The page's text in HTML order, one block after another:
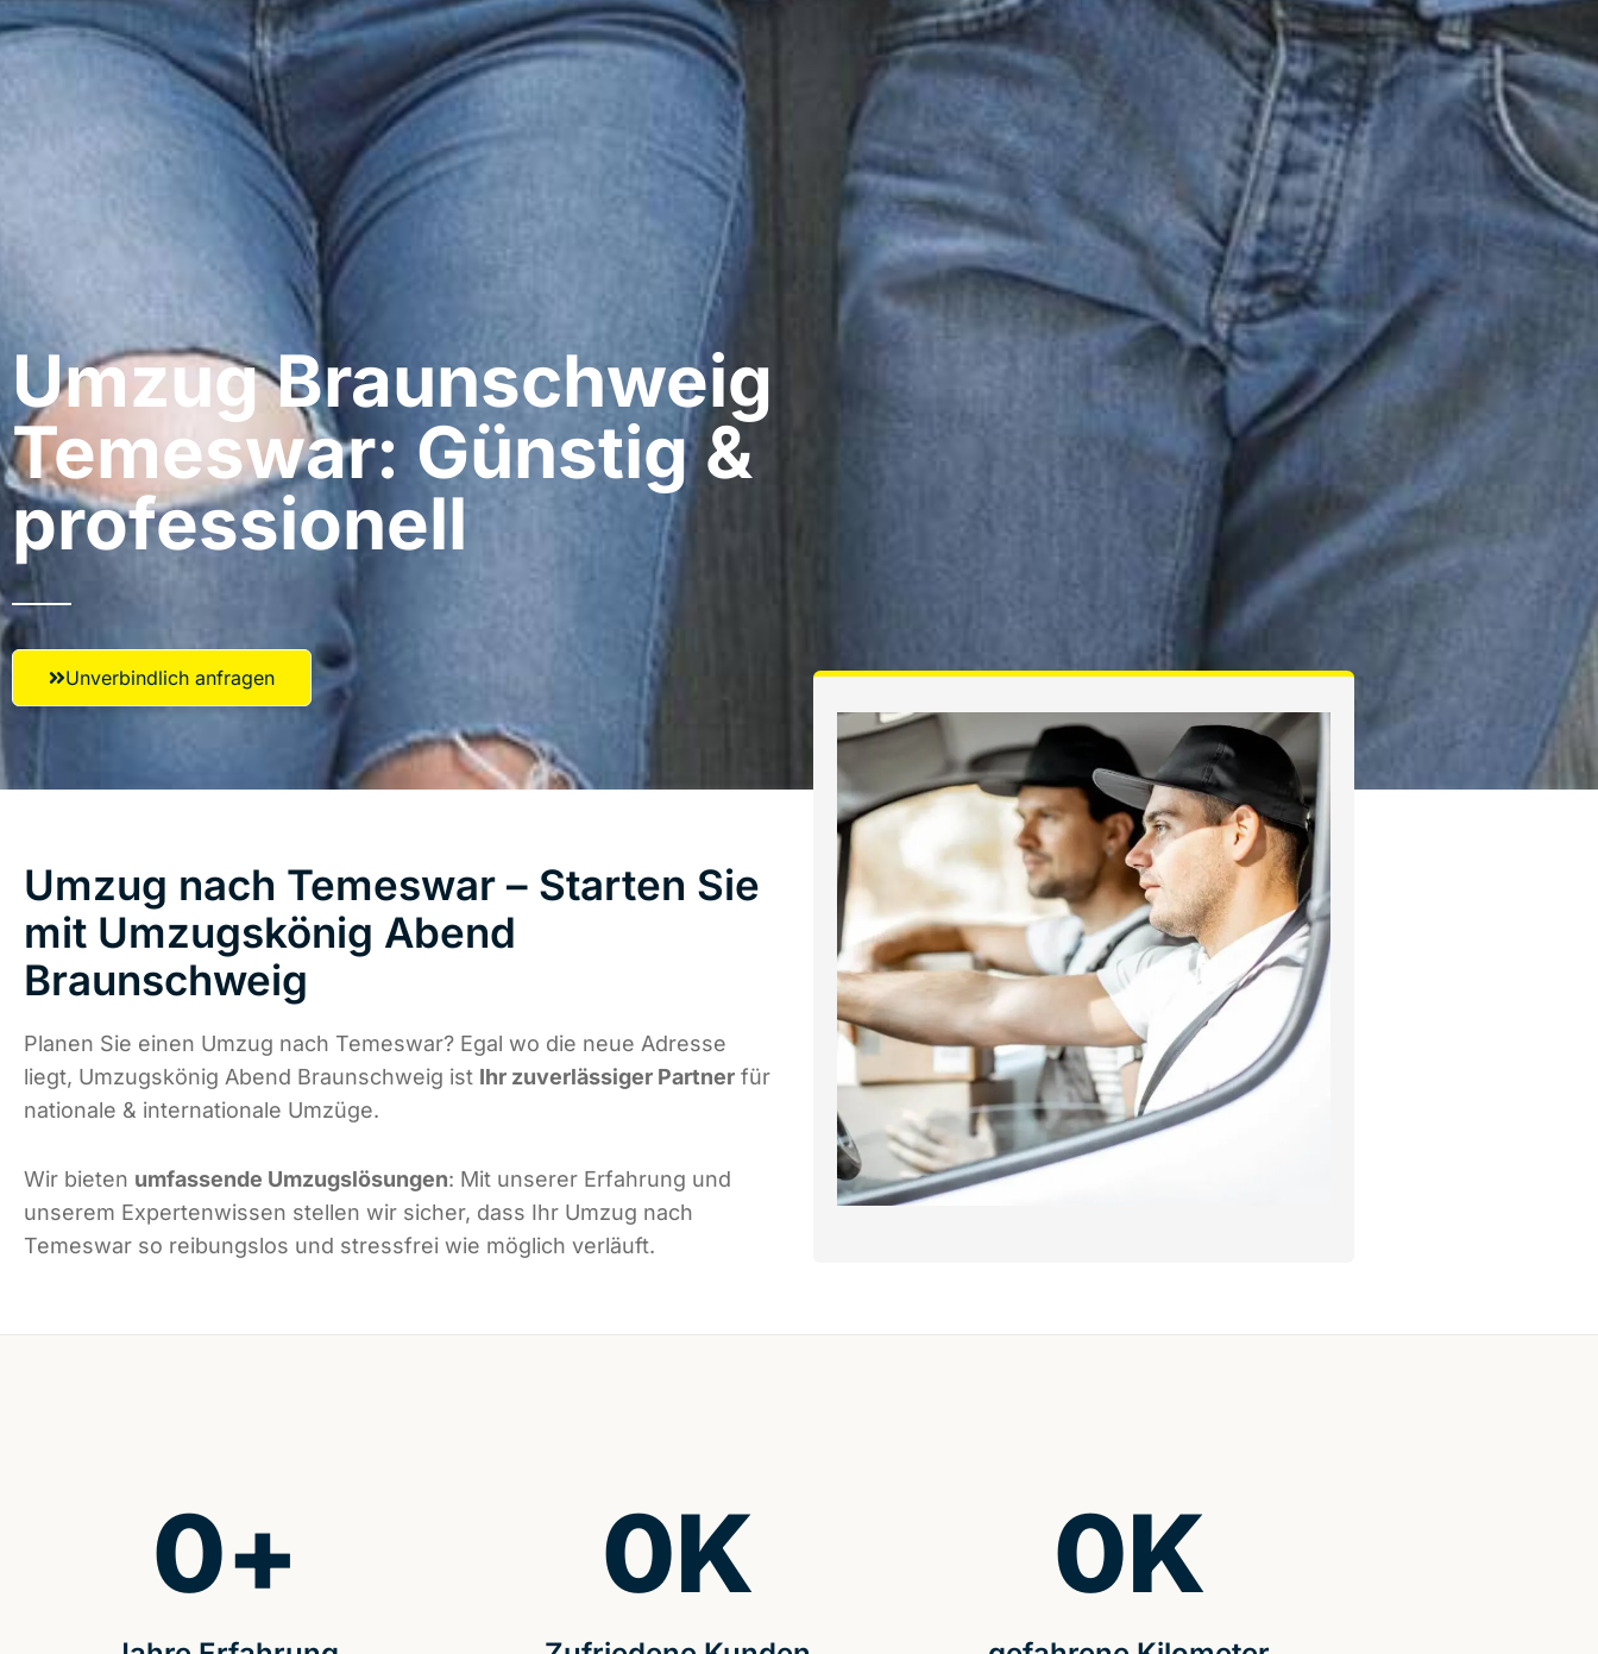
Umzug Braunschweig​
Temeswar: Günstig &
professionell​
Unverbindlich anfragen
Umzug nach Temeswar – Starten Sie
mit Umzugskönig Abend
Braunschweig
Planen Sie einen Umzug nach Temeswar? Egal wo die neue Adresse
liegt, Umzugskönig Abend Braunschweig ist Ihr zuverlässiger Partner für
nationale & internationale Umzüge.
Wir bieten umfassende Umzugslösungen: Mit unserer Erfahrung und
unserem Expertenwissen stellen wir sicher, dass Ihr Umzug nach
Temeswar so reibungslos und stressfrei wie möglich verläuft.
0+ 0K 0K